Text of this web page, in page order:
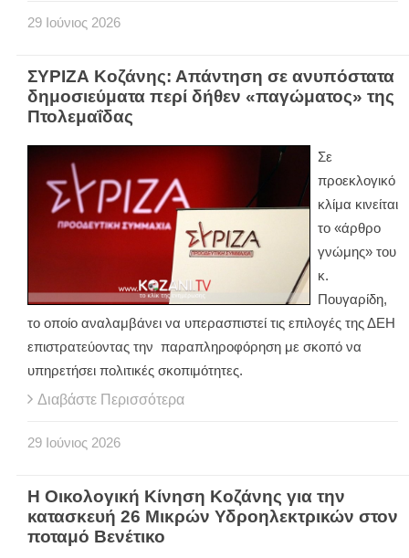
29 Ιούνιος 2026
ΣΥΡΙΖΑ Κοζάνης: Απάντηση σε ανυπόστατα
δημοσιεύματα περί δήθεν «παγώματος» της
Πτολεμαΐδας
Σε
προεκλογικό
κλίμα κινείται
το «άρθρο
γνώμης» του
κ.
Πουγαρίδη,
το οποίο αναλαμβάνει να υπερασπιστεί τις επιλογές της ΔΕΗ
επιστρατεύοντας την παραπληροφόρηση με σκοπό να
υπηρετήσει πολιτικές σκοπιμότητες.
Διαβάστε Περισσότερα
29 Ιούνιος 2026
Η Οικολογική Κίνηση Κοζάνης για την
κατασκευή 26 Μικρών Υδροηλεκτρικών στον
ποταμό Βενέτικο